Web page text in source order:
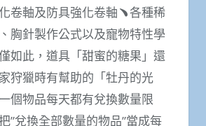
卷軸及防具強化卷軸﹅各種稀
胸針製作公式以及寵物特性學
如此，道具「甜蜜的糖果」還
狩獵時有幫助的「牡丹的光
個物品每天都有兌換數量限
”兌換全部數量的物品”當成每